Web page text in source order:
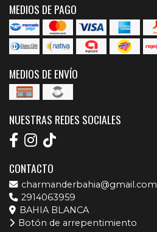
MEDIOS DE PAGO
MEDIOS DE ENVÍO
NUESTRAS REDES SOCIALES
CONTACTO
charmanderbahia@gmail.com
2914063959
BAHIA BLANCA
Botón de arrepentimiento